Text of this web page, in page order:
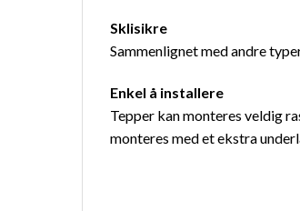
Sklisikre
Sammenlignet med andre
Enkel å installere
Tepper kan monteres veldig
monteres med et ekstra